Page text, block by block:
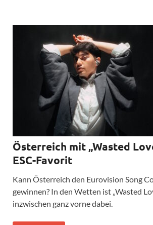
Österreich mit „Wasted
ESC-Favorit
Kann Österreich den Eurovision Song
gewinnen? In den Wetten ist „Wasted
inzwischen ganz vorne dabei.